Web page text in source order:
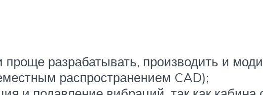
разрабатывать, производить и
распространением CAD);